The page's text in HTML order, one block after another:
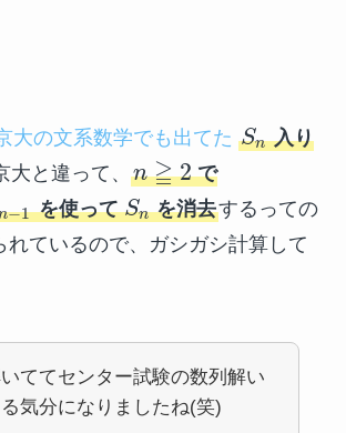
大の文系数学でも出てた Sn入り
大と違って、 n ≧ 2で
−1を使ってSnを消去するっての
れているので、ガシガシ計算して
ててセンター試験の数列解い
気分になりましたね(笑)